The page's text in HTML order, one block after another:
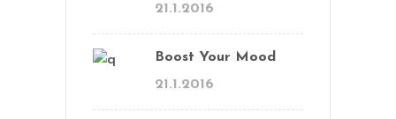
21.1.2016
Boost Your Mood
21.1.2016